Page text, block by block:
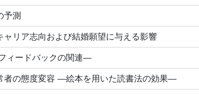
予測
リア志向および結婚願望に与える影響
ィードバックの関連―
者の態度変容 ―絵本を用いた読書法の効果―